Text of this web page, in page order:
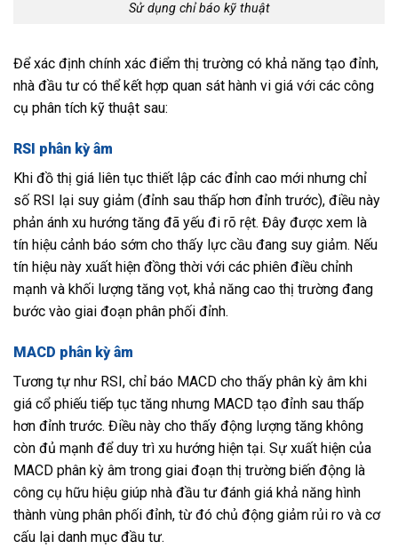
Sử dụng chỉ báo kỹ thuật
Để xác định chính xác điểm thị trường có khả năng tạo đỉnh,
nhà đầu tư có thể kết hợp quan sát hành vi giá với các công
cụ phân tích kỹ thuật sau:
RSI phân kỳ âm
Khi đồ thị giá liên tục thiết lập các đỉnh cao mới nhưng chỉ
số RSI lại suy giảm (đỉnh sau thấp hơn đỉnh trước), điều này
phản ánh xu hướng tăng đã yếu đi rõ rệt. Đây được xem là
tín hiệu cảnh báo sớm cho thấy lực cầu đang suy giảm. Nếu
tín hiệu này xuất hiện đồng thời với các phiên điều chỉnh
mạnh và khối lượng tăng vọt, khả năng cao thị trường đang
bước vào giai đoạn phân phối đỉnh.
MACD phân kỳ âm
Tương tự như RSI, chỉ báo MACD cho thấy phân kỳ âm khi
giá cổ phiếu tiếp tục tăng nhưng MACD tạo đỉnh sau thấp
hơn đỉnh trước. Điều này cho thấy động lượng tăng không
còn đủ mạnh để duy trì xu hướng hiện tại. Sự xuất hiện của
MACD phân kỳ âm trong giai đoạn thị trường biến động là
công cụ hữu hiệu giúp nhà đầu tư đánh giá khả năng hình
thành vùng phân phối đỉnh, từ đó chủ động giảm rủi ro và cơ
cấu lại danh mục đầu tư.